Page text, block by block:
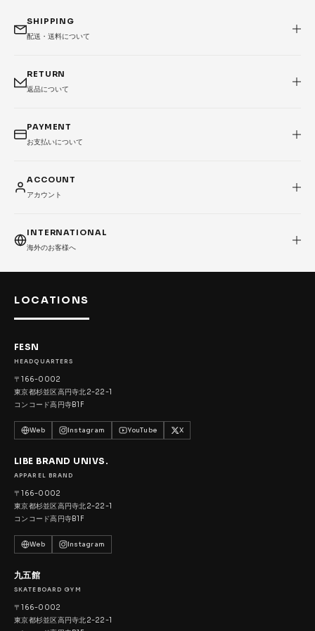
SHIPPING
配送・送料について
RETURN
返品について
PAYMENT
お支払いについて
ACCOUNT
アカウント
INTERNATIONAL
海外のお客様へ
LOCATIONS
FESN
HEADQUARTERS
〒166-0002
東京都杉並区高円寺北2-22-1
コンコード高円寺B1F
Web Instagram YouTube X
LIBE BRAND UNIVS.
APPAREL BRAND
〒166-0002
東京都杉並区高円寺北2-22-1
コンコード高円寺B1F
Web Instagram
九五館
SKATEBOARD GYM
〒166-0002
東京都杉並区高円寺北2-22-1